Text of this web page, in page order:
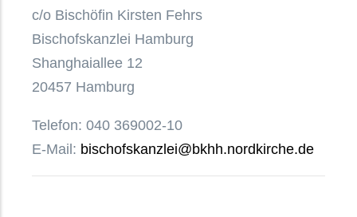
c/o Bischöfin Kirsten Fehrs
Bischofskanzlei Hamburg
Shanghaiallee 12
20457 Hamburg
Telefon: 040 369002-10
E-Mail: bischofskanzlei@bkhh.nordkirche.de